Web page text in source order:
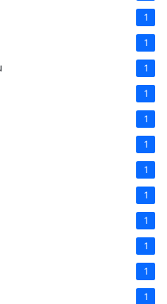
1
1
1
1
1
1
1
1
1
1
1
1